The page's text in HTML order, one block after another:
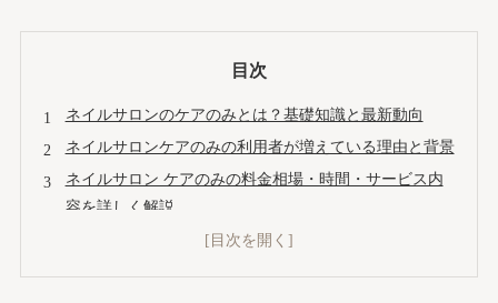
目次
ネイルサロンのケアのみとは？基礎知識と最新動向
ネイルサロンケアのみの利用者が増えている理由と背景
ネイルサロン ケアのみの料金相場・時間・サービス内
容を詳しく解説
サロンでケアのみを依頼した場合の標準施術時間と流れ